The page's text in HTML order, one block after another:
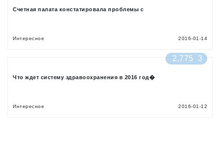
Счетная палата констатировала проблемы с
Интересное 2016-01-14
2,775 3
Что ждет систему здравоохранения в 2016 год�
Интересное 2016-01-12